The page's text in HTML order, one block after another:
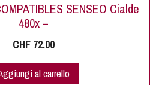
SENSEO Cialde
480x –
CHF 72.00
al carrello